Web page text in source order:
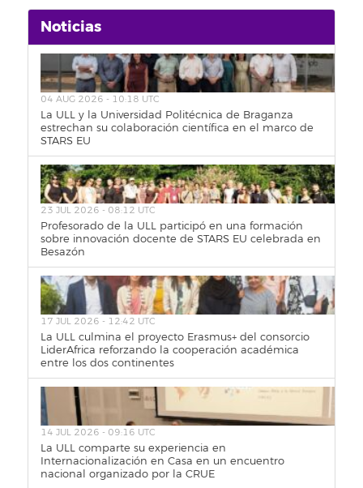
Noticias
04 AUG 2026 - 10:18 UTC
La ULL y la Universidad Politécnica de Braganza
estrechan su colaboración científica en el marco de
STARS EU
23 JUL 2026 - 08:12 UTC
Profesorado de la ULL participó en una formación
sobre innovación docente de STARS EU celebrada en
Besazón
17 JUL 2026 - 12:42 UTC
La ULL culmina el proyecto Erasmus+ del consorcio
LiderAfrica reforzando la cooperación académica
entre los dos continentes
14 JUL 2026 - 09:16 UTC
La ULL comparte su experiencia en
Internacionalización en Casa en un encuentro
nacional organizado por la CRUE